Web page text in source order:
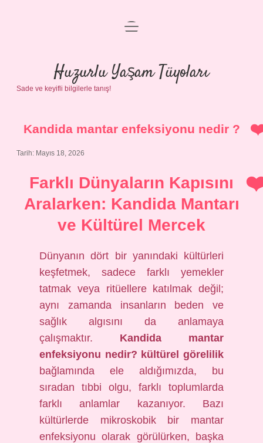
Anasayfa
Gizlilik Politikası
Yasal Uyarı
menüyü
Huzurlu Yaşam Tüyoları
Sade ve keyifli bilgilerle tanış!
Kandida mantar enfeksiyonu nedir ?
Tarih: Mayıs 18, 2026
Farklı Dünyaların Kapısını
Aralarken: Kandida Mantarı
ve Kültürel Mercek
Dünyanın dört bir yanındaki kültürleri
keşfetmek, sadece farklı yemekler
tatmak veya ritüellere katılmak değil;
aynı zamanda insanların beden ve
sağlık algısını da anlamaya
çalışmaktır. Kandida mantar
enfeksiyonu nedir? kültürel görelilik
bağlamında ele aldığımızda, bu
sıradan tıbbi olgu, farklı toplumlarda
farklı anlamlar kazanıyor. Bazı
kültürlerde mikroskobik bir mantar
enfeksiyonu olarak görülürken, başka